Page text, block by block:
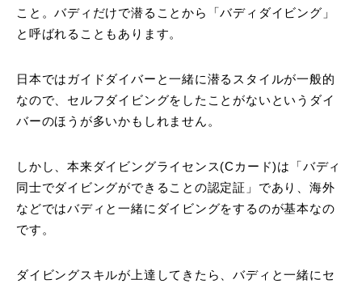
こと。バディだけで潜ることから「バディダイビング」
と呼ばれることもあります。
日本ではガイドダイバーと一緒に潜るスタイルが一般的
なので、セルフダイビングをしたことがないというダイ
バーのほうが多いかもしれません。
しかし、本来ダイビングライセンス(Cカード)は「バディ
同士でダイビングができることの認定証」であり、海外
などではバディと一緒にダイビングをするのが基本なの
です。
ダイビングスキルが上達してきたら、バディと一緒にセ